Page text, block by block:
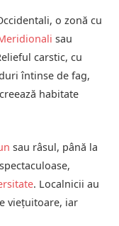
o zonă cu
sau
carstic, cu
întinse de fag,
habitate
sau râsul, până la
. Localnicii au
viețuitoare, iar